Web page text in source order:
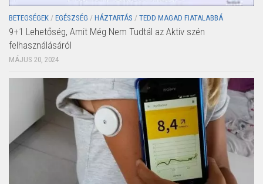
BETEGSÉGEK / EGÉSZSÉG / HÁZTARTÁS / TEDD MAGAD FIATALABBÁ
9+1 Lehetőség, Amit Még Nem Tudtál az Aktiv szén
felhasználásáról
MÁJUS 20, 2024